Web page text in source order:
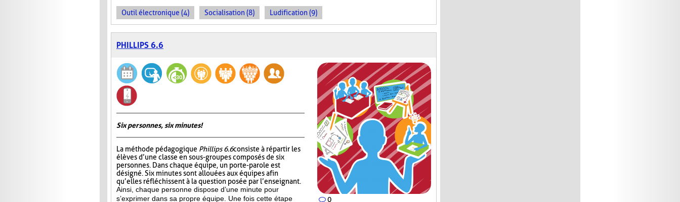
Outil électronique (4) Socialisation (8) Ludification (9)
PHILLIPS 6.6
0
Six personnes, six minutes!
La méthode pédagogique Phillips 6.6consiste à répartir les
élèves d’une classe en sous-groupes composés de six
personnes. Dans chaque équipe, un porte-parole est
désigné. Six minutes sont allouées aux équipes afin
qu’elles réfléchissent à la question posée par l’enseignant.
Ainsi, chaque personne dispose d’une minute pour
s’exprimer dans sa propre équipe. Une fois cette étape